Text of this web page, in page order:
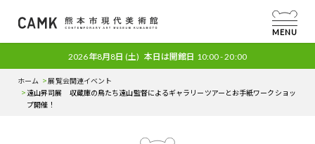
MENU
2026年8月8日 (土) 本日は開館日 10:00 - 20:00
ホーム
展覧会関連イベント
遠山昇司展 収蔵庫の鳥たち遠山監督によるギャラリーツアーとお手紙ワークショッ
プ開催！